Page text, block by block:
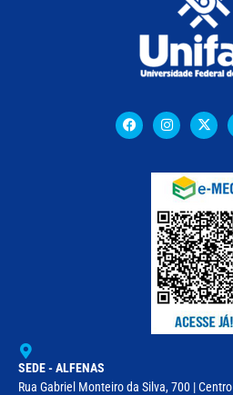
SEDE - ALFENAS
Rua Gabriel Monteiro da Silva, 700 | Centro